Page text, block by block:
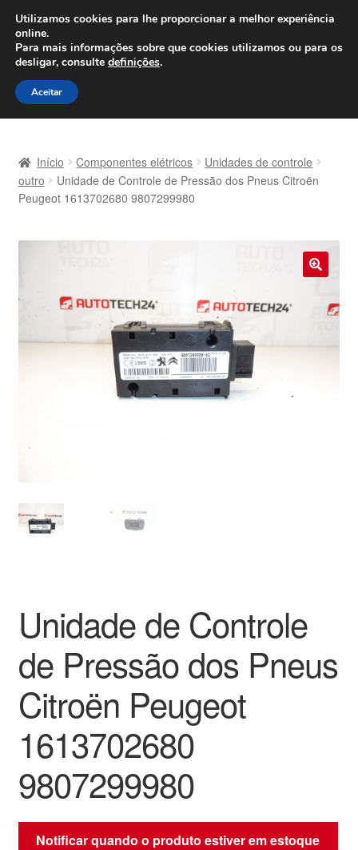
ENVIO a partir de 7 EUR
Seg-Sex, das 9h às 16h800 500 967
Ir
para
a
Saltar
para
o
Carrinho
Envio para todo o planeta
Minha conta
Procedimento de Reclamação
Termos e Condições
Transporte
Início Componentes elétricos
Unidades de controle
outro
Unidade de Controle de Pressão dos Pneus Citroën
Peugeot 1613702680 9807299980
Unidade de Controle
de Pressão dos Pneus
Citroën Peugeot
1613702680
9807299980
Notificar quando o produto estiver em estoque
Utilizamos cookies para lhe proporcionar a melhor experiência
online.
Para mais informações sobre que cookies utilizamos ou para os
desligar, consulte definições.
Aceitar